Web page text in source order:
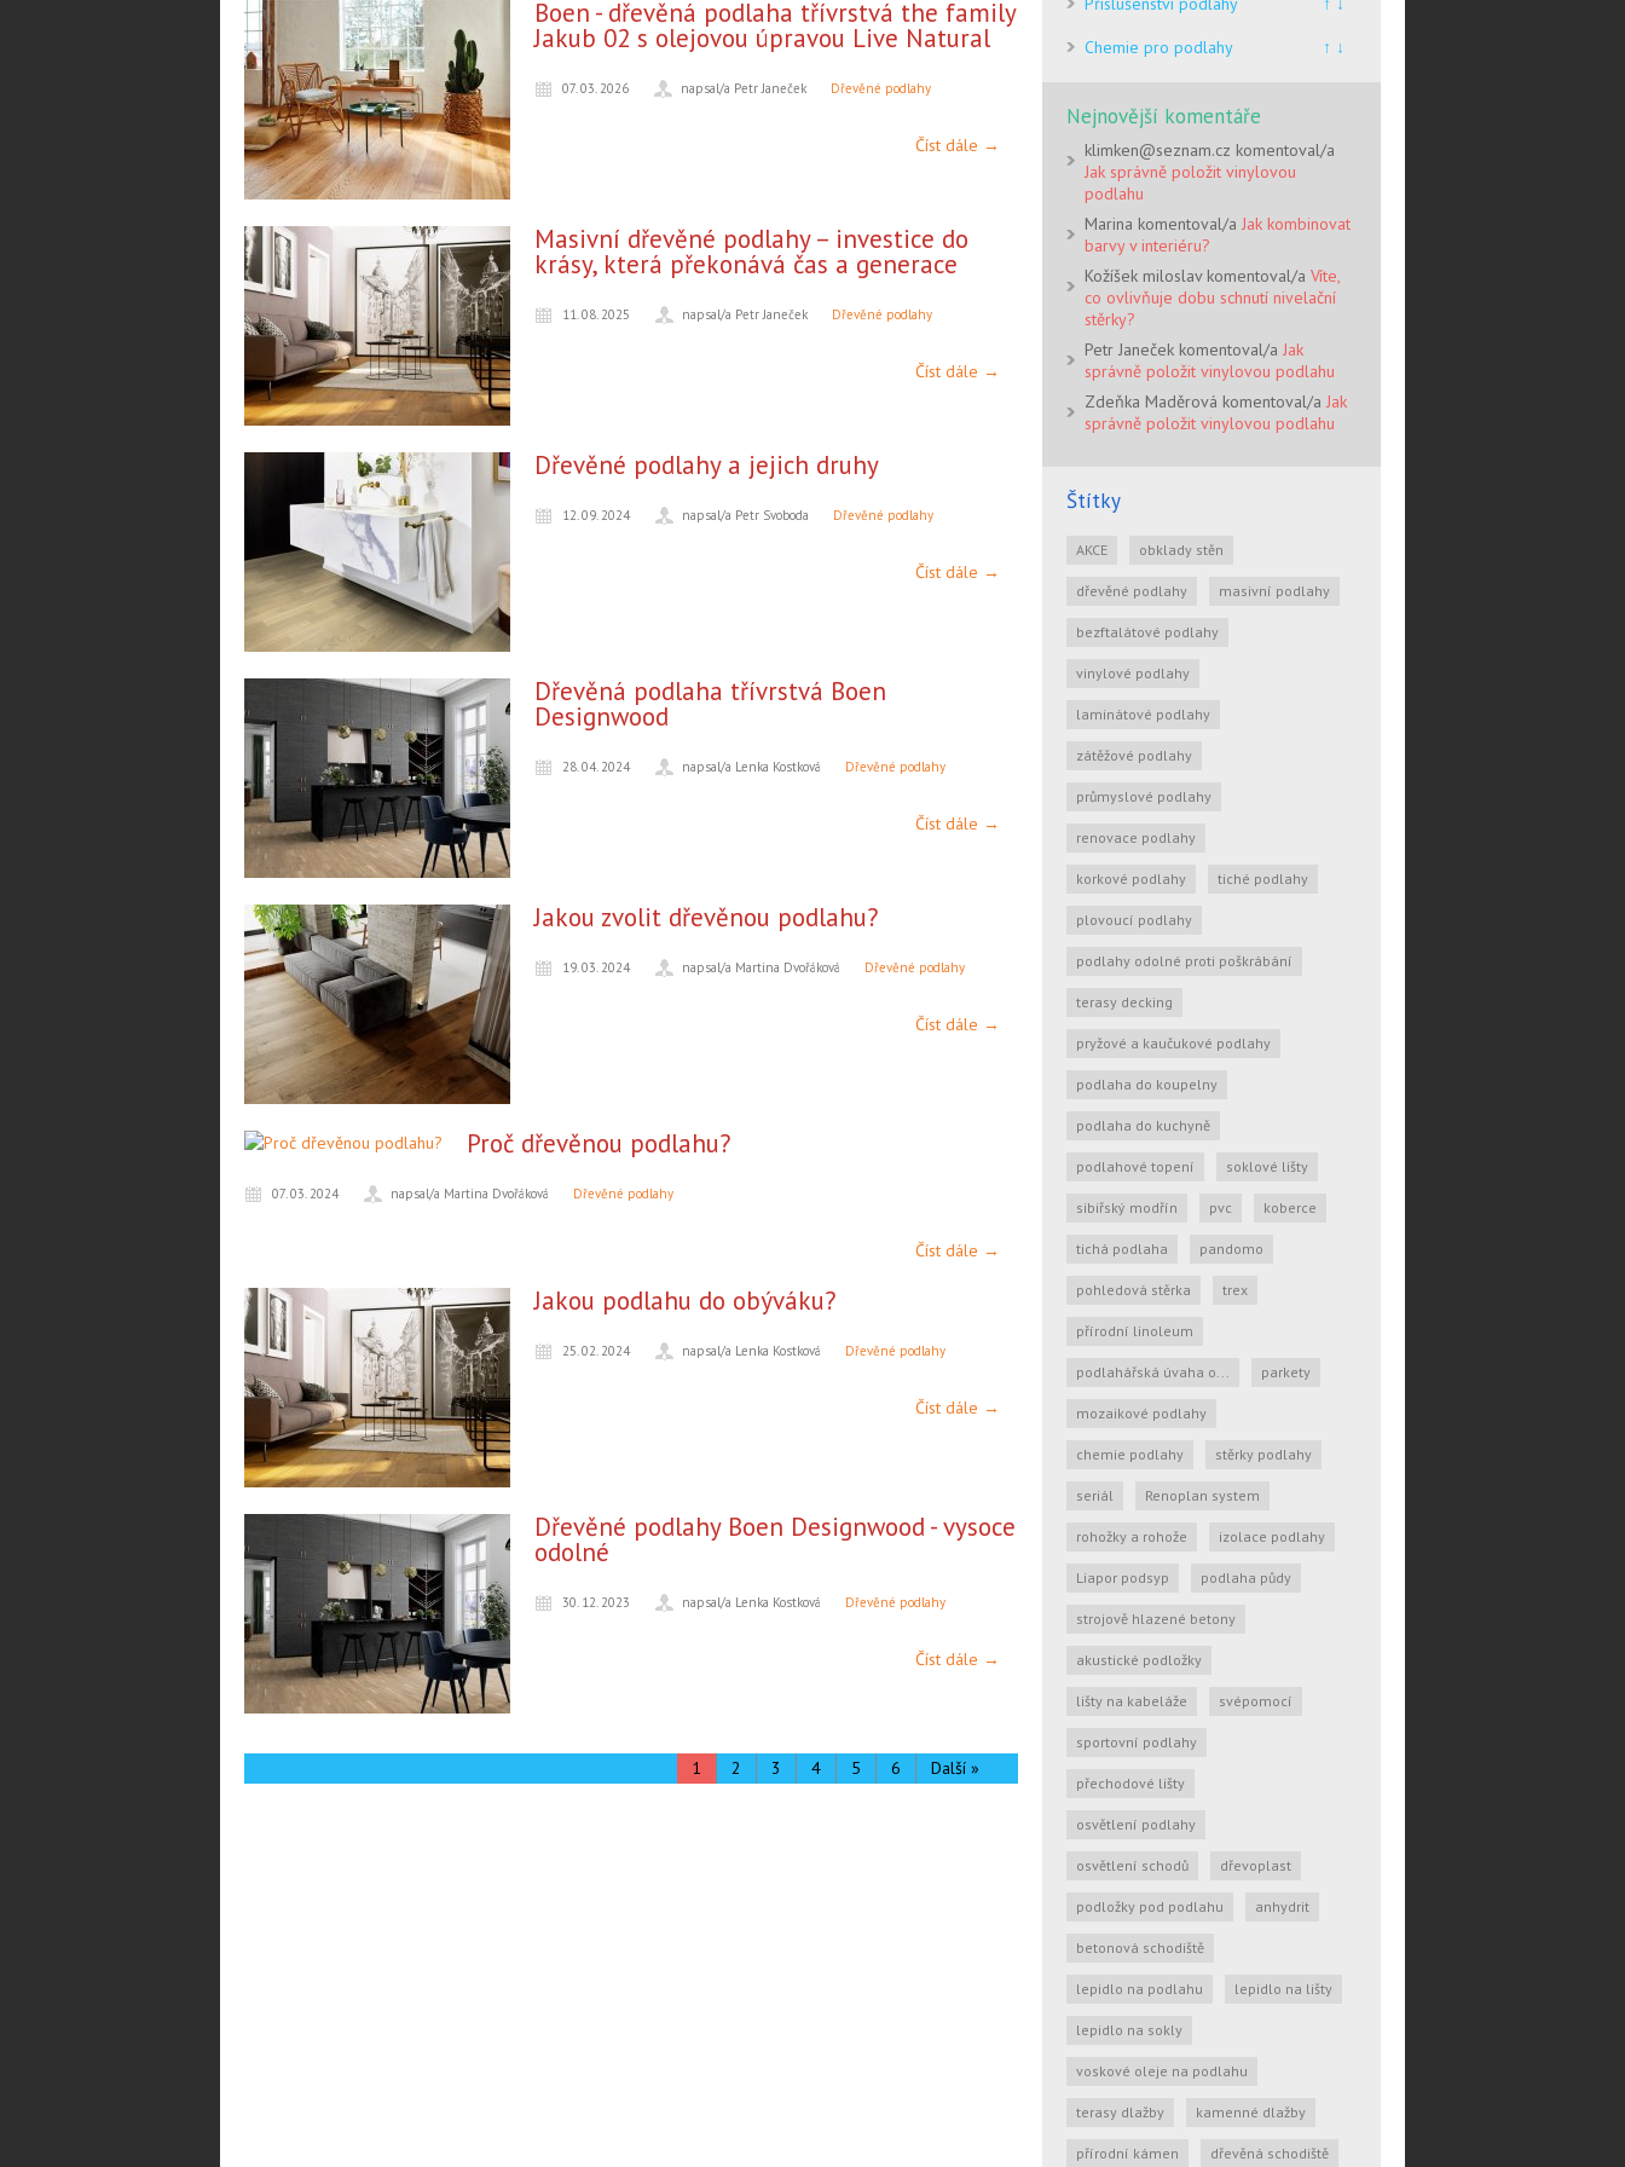
Boen - dřevěná podlaha třívrstvá the family
Jakub 02 s olejovou úpravou Live Natural
07. 03. 2026 napsal/a Petr Janeček Dřevěné podlahy
Číst dále →
Masivní dřevěné podlahy – investice do
krásy, která překonává čas a generace
11. 08. 2025 napsal/a Petr Janeček Dřevěné podlahy
Číst dále →
Dřevěné podlahy a jejich druhy
12. 09. 2024 napsal/a Petr Svoboda Dřevěné podlahy
Číst dále →
Dřevěná podlaha třívrstvá Boen
Designwood
28. 04. 2024 napsal/a Lenka Kostková Dřevěné podlahy
Číst dále →
Jakou zvolit dřevěnou podlahu?
19. 03. 2024 napsal/a Martina Dvořáková Dřevěné podlahy
Číst dále →
Proč dřevěnou podlahu?
07. 03. 2024 napsal/a Martina Dvořáková Dřevěné podlahy
Číst dále →
Jakou podlahu do obýváku?
25. 02. 2024 napsal/a Lenka Kostková Dřevěné podlahy
Číst dále →
Dřevěné podlahy Boen Designwood - vysoce
odolné
30. 12. 2023 napsal/a Lenka Kostková Dřevěné podlahy
Číst dále →
1 2 3 4 5 6 Další »
Chemie pro podlahy
↑ ↓
Nejnovější komentáře
klimken@seznam.cz komentoval/a
Jak správně položit vinylovou
podlahu
Marina komentoval/a Jak kombinovat
barvy v interiéru?
Kožíšek miloslav komentoval/a Víte,
co ovlivňuje dobu schnutí nivelační
stěrky?
Petr Janeček komentoval/a Jak
správně položit vinylovou podlahu
Zdeňka Maděrová komentoval/a Jak
správně položit vinylovou podlahu
Štítky
AKCE obklady stěn
dřevěné podlahy masivní podlahy
bezftalátové podlahy
vinylové podlahy
laminátové podlahy
zátěžové podlahy
průmyslové podlahy
renovace podlahy
korkové podlahy tiché podlahy
plovoucí podlahy
podlahy odolné proti poškrábání
terasy decking
pryžové a kaučukové podlahy
podlaha do koupelny
podlaha do kuchyně
podlahové topení soklové lišty
sibiřský modřín pvc koberce
tichá podlaha pandomo
pohledová stěrka trex
přírodní linoleum
podlahářská úvaha o... parkety
mozaikové podlahy
chemie podlahy stěrky podlahy
seriál Renoplan system
rohožky a rohože izolace podlahy
Liapor podsyp podlaha půdy
strojově hlazené betony
akustické podložky
lišty na kabeláže svépomocí
sportovní podlahy
přechodové lišty
osvětlení podlahy
osvětlení schodů dřevoplast
podložky pod podlahu anhydrit
betonová schodiště
lepidlo na podlahu lepidlo na lišty
lepidlo na sokly
voskové oleje na podlahu
terasy dlažby kamenné dlažby
přírodní kámen dřevěná schodiště